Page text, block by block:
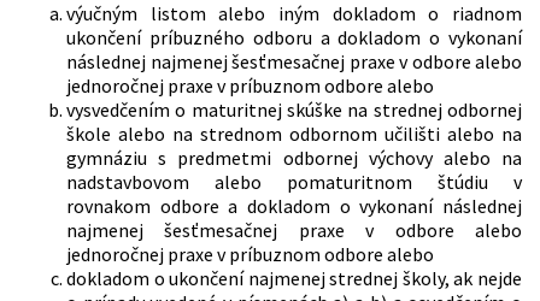
výučným listom alebo iným dokladom o riadnom
ukončení príbuzného odboru a dokladom o vykonaní
následnej najmenej šesťmesačnej praxe v odbore alebo
jednoročnej praxe v príbuznom odbore alebo
vysvedčením o maturitnej skúške na strednej odbornej
škole alebo na strednom odbornom učilišti alebo na
gymnáziu s predmetmi odbornej výchovy alebo na
nadstavbovom alebo pomaturitnom štúdiu v
rovnakom odbore a dokladom o vykonaní následnej
najmenej šesťmesačnej praxe v odbore alebo
jednoročnej praxe v príbuznom odbore alebo
dokladom o ukončení najmenej strednej školy, ak nejde